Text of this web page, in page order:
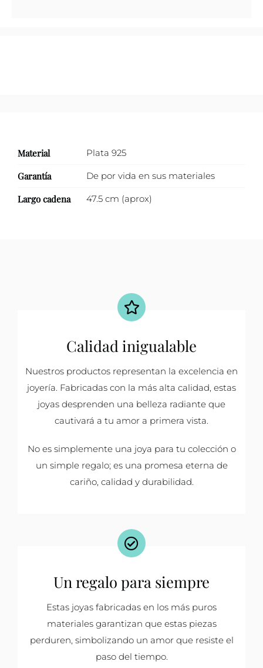
Material Plata 925
Garantía De por vida en sus materiales
Largo cadena 47.5 cm (aprox)
Calidad inigualable
Nuestros productos representan la excelencia en
joyería. Fabricadas con la más alta calidad, estas
joyas desprenden una belleza radiante que
cautivará a tu amor a primera vista.
No es simplemente una joya para tu colección o
un simple regalo; es una promesa eterna de
cariño, calidad y durabilidad.
Un regalo para siempre
Estas joyas fabricadas en los más puros
materiales garantizan que estas piezas
perduren, simbolizando un amor que resiste el
paso del tiempo.